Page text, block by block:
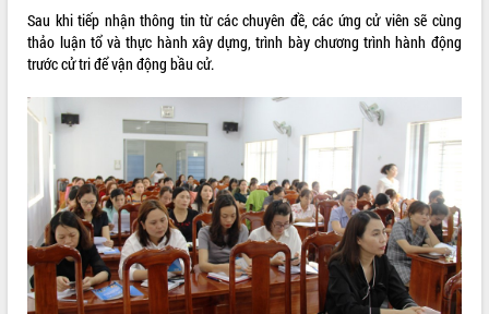
Sau khi tiếp nhận thông tin từ các chuyên đề, các ứng cử viên sẽ cùng
thảo luận tổ và thực hành xây dựng, trình bày chương trình hành động
trước cử tri để vận động bầu cử.